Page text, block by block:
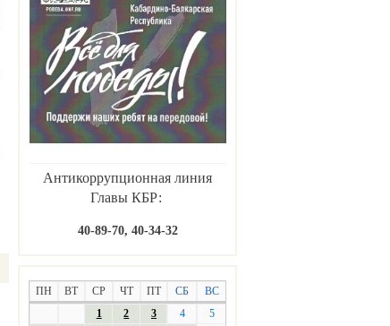
Антикоррупционная линия
Главы КБР:
40-89-70, 40-34-32
ПН ВТ СР ЧТ ПТ СБ
ВС
1
2 3 4
5